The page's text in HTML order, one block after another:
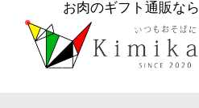
お肉のギフト通販なら